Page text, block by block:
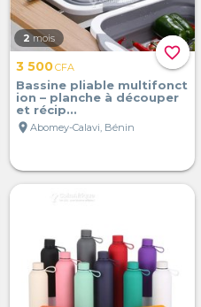
favorite_border
2 mois
3 500CFA
Bassine pliable multifonct
ion – planche à découper
et récip...
location_on Abomey-Calavi, Bénin